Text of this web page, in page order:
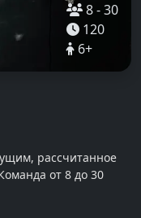
8-30
120
6+
рассчитанное
от 8 до 30